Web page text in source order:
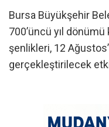
Bursa Büyükşehir
700’üncü yıl
şenlikleri, 12
gerçekleştirilecek